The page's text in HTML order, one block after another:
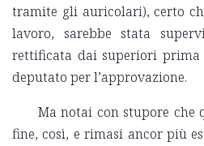
tramite gli auricolari), certo
lavoro, sarebbe stata
rettificata dai superiori
deputato per l’approvazione.
Ma notai con stupore che
fine, così, e rimasi ancor più